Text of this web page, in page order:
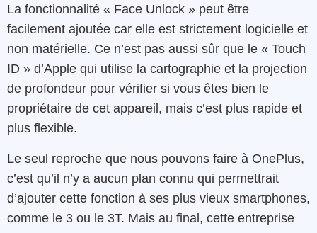
La fonctionnalité « Face Unlock » peut être
facilement ajoutée car elle est strictement logicielle et
non matérielle. Ce n’est pas aussi sûr que le « Touch
ID » d’Apple qui utilise la cartographie et la projection
de profondeur pour vérifier si vous êtes bien le
propriétaire de cet appareil, mais c’est plus rapide et
plus flexible.
Le seul reproche que nous pouvons faire à OnePlus,
c’est qu’il n’y a aucun plan connu qui permettrait
d’ajouter cette fonction à ses plus vieux smartphones,
comme le 3 ou le 3T. Mais au final, cette entreprise